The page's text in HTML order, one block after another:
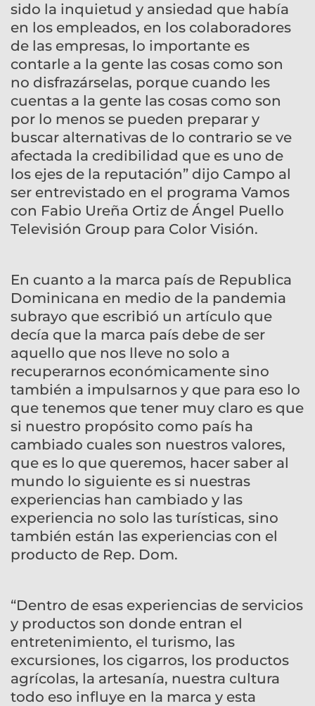
sido la inquietud y ansiedad que había
en los empleados, en los colaboradores
de las empresas, lo importante es
contarle a la gente las cosas como son
no disfrazárselas, porque cuando les
cuentas a la gente las cosas como son
por lo menos se pueden preparar y
buscar alternativas de lo contrario se ve
afectada la credibilidad que es uno de
los ejes de la reputación” dijo Campo al
ser entrevistado en el programa Vamos
con Fabio Ureña Ortiz de Ángel Puello
Televisión Group para Color Visión.
En cuanto a la marca país de Republica
Dominicana en medio de la pandemia
subrayo que escribió un artículo que
decía que la marca país debe de ser
aquello que nos lleve no solo a
recuperarnos económicamente sino
también a impulsarnos y que para eso lo
que tenemos que tener muy claro es que
si nuestro propósito como país ha
cambiado cuales son nuestros valores,
que es lo que queremos, hacer saber al
mundo lo siguiente es si nuestras
experiencias han cambiado y las
experiencia no solo las turísticas, sino
también están las experiencias con el
producto de Rep. Dom.
“Dentro de esas experiencias de servicios
y productos son donde entran el
entretenimiento, el turismo, las
excursiones, los cigarros, los productos
agrícolas, la artesanía, nuestra cultura
todo eso influye en la marca y esta